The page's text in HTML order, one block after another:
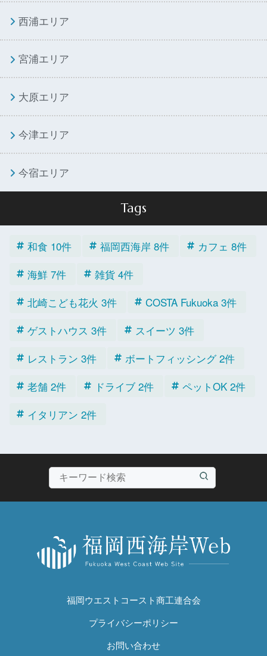
西浦エリア
宮浦エリア
大原エリア
今津エリア
今宿エリア
Tags
和食 10件 福岡西海岸 8件
カフェ 8件
海鮮 7件
雑貨 4件
北崎こども花火 3件
COSTA Fukuoka 3件
ゲストハウス 3件
スイーツ 3件
レストラン 3件
ボートフィッシング 2件
老舗 2件
ドライブ 2件
ペットOK 2件
イタリアン 2件
福岡ウエストコースト商工連合会
プライバシーポリシー
お問い合わせ